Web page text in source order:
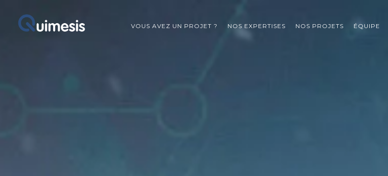
VOUS AVEZ UN PROJET ? NOS EXPERTISES NOS PROJETS ÉQUIPE